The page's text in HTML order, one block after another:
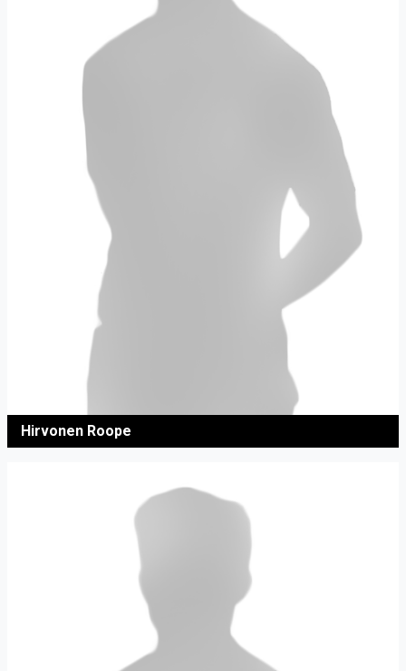
Hirvonen Roope